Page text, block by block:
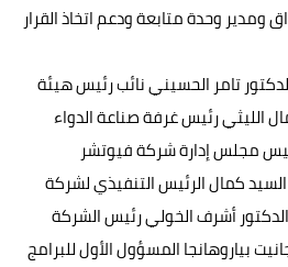
ومدير وحدة متابعة ودعم اتخاذ القرار
تامر الحسيني نائب رئيس هيئة
الليثي رئيس غرفة صناعة الدواء
مجلس إدارة شركة فيوتشر
السيد كمال الرئيس التنفيذي لشركة
أشرف الخولي رئيس الشركة
بياروهانجا المسؤول الأول للبرامج